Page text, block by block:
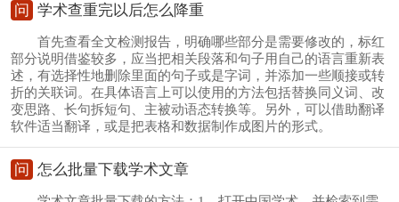
问 学术查重完以后怎么降重
首先查看全文检测报告，明确哪些部分是需要修改的，标红
部分说明借鉴较多，应当把相关段落和句子用自己的语言重新表
述，有选择性地删除里面的句子或是字词，并添加一些顺接或转
折的关联词。在具体语言上可以使用的方法包括替换同义词、改
变思路、长句拆短句、主被动语态转换等。另外，可以借助翻译
软件适当翻译，或是把表格和数据制作成图片的形式。
问 怎么批量下载学术文章